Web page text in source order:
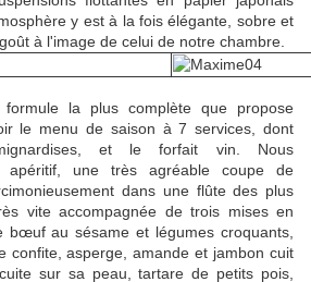
y est à la fois élégante, sobre et
à l'image de celui de notre chambre.
la plus complète que propose
le menu de saison à 7 services, dont
et le forfait vin. Nous
apéritif, une très agréable coupe de
dans une flûte des plus
vite accompagnée de trois mises en
bœuf au sésame et légumes croquants,
confite, asperge, amande et jambon cuit
sur sa peau, tartare de petits pois,